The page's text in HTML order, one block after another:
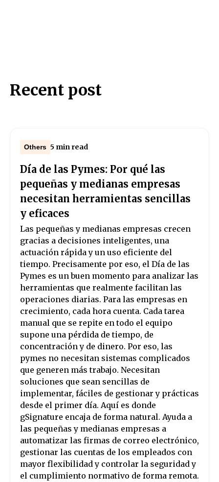
Recent post
Others 5 min read
Día de las Pymes: Por qué las
pequeñas y medianas empresas
necesitan herramientas sencillas
y eficaces
Las pequeñas y medianas empresas crecen
gracias a decisiones inteligentes, una
actuación rápida y un uso eficiente del
tiempo. Precisamente por eso, el Día de las
Pymes es un buen momento para analizar las
herramientas que realmente facilitan las
operaciones diarias. Para las empresas en
crecimiento, cada hora cuenta. Cada tarea
manual que se repite en todo el equipo
supone una pérdida de tiempo, de
concentración y de dinero. Por eso, las
pymes no necesitan sistemas complicados
que generen más trabajo. Necesitan
soluciones que sean sencillas de
implementar, fáciles de gestionar y prácticas
desde el primer día. Aquí es donde
gSignature encaja de forma natural. Ayuda a
las pequeñas y medianas empresas a
automatizar las firmas de correo electrónico,
gestionar las cuentas de los empleados con
mayor flexibilidad y controlar la seguridad y
el cumplimiento normativo de forma remota.